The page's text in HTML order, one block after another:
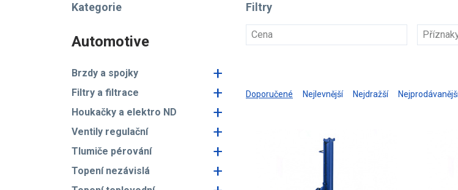
Kategorie
Automotive
Brzdy a spojky +
Filtry a filtrace +
Houkačky a elektro ND +
Ventily regulační +
Tlumiče pérování +
Topení nezávislá +
Filtry
Cena
Doporučené Nejlevnější Nejdražší